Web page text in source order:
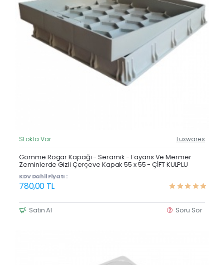
Güncel Fiyat
Çok Satan
Stokta Var Luxwares
Gömme Rögar Kapağı - Seramik - Fayans Ve Mermer
Zeminlerde Gizli Çerçeve Kapak 55 x 55 - ÇİFT KULPLU
KDV Dahil Fiyatı :
780,00 TL
Satın Al Soru Sor